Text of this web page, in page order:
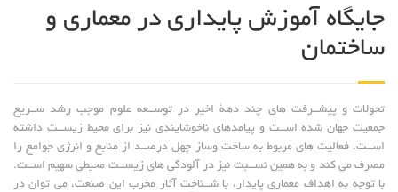
جایگاه آموزش پایداری در معماری و
ساختمان
ﺗﺤﻮﻻت و ﭘﻴﺸــﺮﻓﺖ ﻫﺎﻱ ﭼﻨﺪ دﻫﮥ اﺧﻴﺮ در ﺗﻮﺳــﻌﻪ ﻋﻠﻮم ﻣﻮﺟﺐ رﺷﺪ ﺳــﺮﻳﻊ
ﺟﻤﻌﻴﺖ ﺟﻬﺎن ﺷﺪه اﺳــﺖ و ﭘﻴﺎﻣﺪﻫﺎﻱ ﻧﺎﺧﻮﺷﺎﻳﻨﺪﻱ ﻧﻴﺰ ﺑﺮاﻱ ﻣﺤﻴﻂ زﻳﺴــﺖ داﺷﺘﻪ
اﺳــﺖ. ﻓﻌﺎﻟﻴﺖ ﻫﺎﻱ ﻣﺮﺑﻮط ﺑﻪ ﺳﺎﺧﺖ وﺳﺎز ﭼﻬﻞ درﺻــﺪ از ﻣﻨﺎﺑﻊ و اﻧﺮژﻱ ﺟﻮاﻣﻊ را
ﻣﺼﺮف ﻣﻰ کند و ﺑﻪ ﻫﻤﻴﻦ ﻧﺴــﺒﺖ ﻧﻴﺰ در آﻟﻮدﮔﻰ ﻫﺎﻱ زﻳﺴــﺖ ﻣﺤﻴﻄﻰ ﺳﻬﻴﻢ اﺳــﺖ.
ﺑﺎ ﺗﻮﺟﻪ ﺑﻪ اﻫﺪاف ﻣﻌﻤﺎرﻱ ﭘﺎﻳﺪار، ﺑﺎ ﺷــﻨﺎﺧﺖ آﺛﺎر ﻣﺨﺮب اﻳﻦ ﺻﻨﻌﺖ، ﻣﻰ ﺗﻮان در